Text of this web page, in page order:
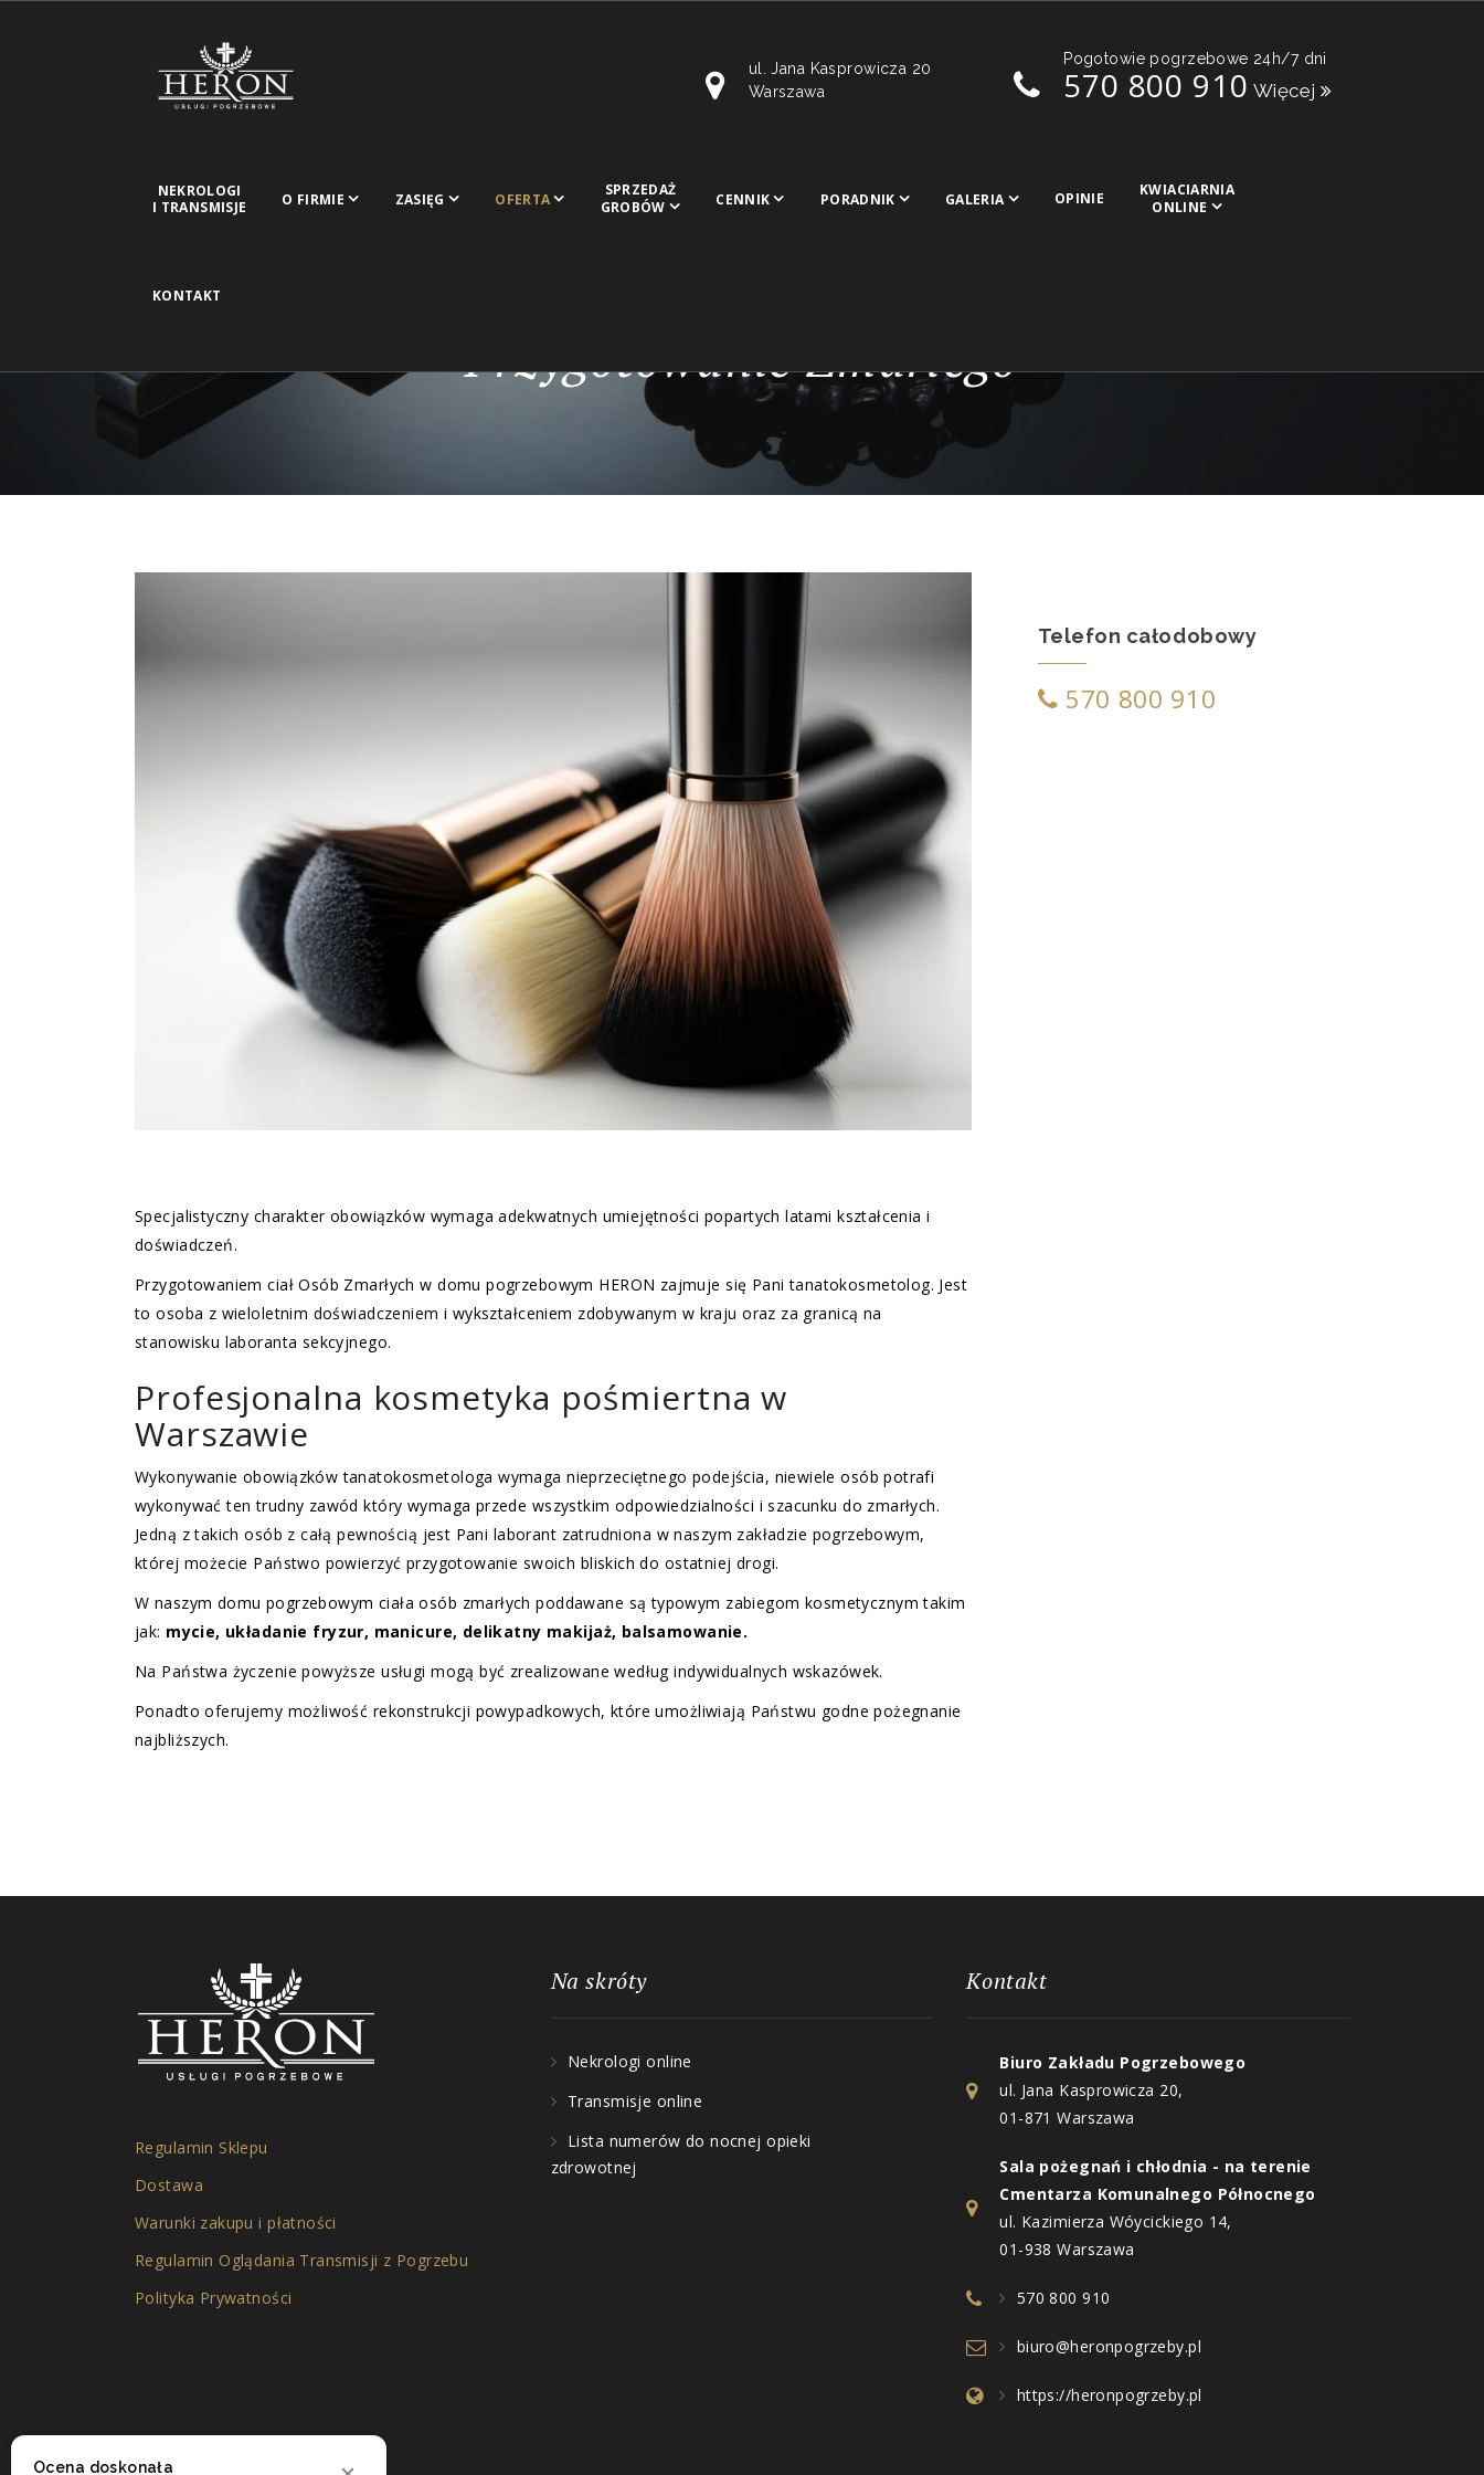
ul. Jana Kasprowicza 20
Warszawa
Pogotowie pogrzebowe 24h/7 dni
570 800 910 Więcej
NEKROLOGI
I TRANSMISJE
O FIRMIE ZASIĘG OFERTA
SPRZEDAŻ
GROBÓW
CENNIK PORADNIK GALERIA OPINIE
KWIACIARNIA
ONLINE
KONTAKT
Przygotowanie Zmarłego
Specjalistyczny charakter obowiązków wymaga adekwatnych umiejętności popartych latami kształcenia i
doświadczeń.
Przygotowaniem ciał Osób Zmarłych w domu pogrzebowym HERON zajmuje się Pani tanatokosmetolog. Jest
to osoba z wieloletnim doświadczeniem i wykształceniem zdobywanym w kraju oraz za granicą na
stanowisku laboranta sekcyjnego.
Profesjonalna kosmetyka pośmiertna w
Warszawie
Wykonywanie obowiązków tanatokosmetologa wymaga nieprzeciętnego podejścia, niewiele osób potrafi
wykonywać ten trudny zawód który wymaga przede wszystkim odpowiedzialności i szacunku do zmarłych.
Jedną z takich osób z całą pewnością jest Pani laborant zatrudniona w naszym zakładzie pogrzebowym,
której możecie Państwo powierzyć przygotowanie swoich bliskich do ostatniej drogi.
W naszym domu pogrzebowym ciała osób zmarłych poddawane są typowym zabiegom kosmetycznym takim
jak: mycie, układanie fryzur, manicure, delikatny makijaż, balsamowanie.
Na Państwa życzenie powyższe usługi mogą być zrealizowane według indywidualnych wskazówek.
Ponadto oferujemy możliwość rekonstrukcji powypadkowych, które umożliwiają Państwu godne pożegnanie
najbliższych.
Telefon całodobowy
570 800 910
Regulamin Sklepu
Dostawa
Warunki zakupu i płatności
Regulamin Oglądania Transmisji z Pogrzebu
Polityka Prywatności
Na skróty
Nekrologi online
Transmisje online
Lista numerów do nocnej opieki
zdrowotnej
Kontakt
Biuro Zakładu Pogrzebowego
ul. Jana Kasprowicza 20,
01-871 Warszawa
Sala pożegnań i chłodnia - na terenie
Cmentarza Komunalnego Północnego
ul. Kazimierza Wóycickiego 14,
01-938 Warszawa
570 800 910
biuro@heronpogrzeby.pl
https://heronpogrzeby.pl
Ocena doskonała